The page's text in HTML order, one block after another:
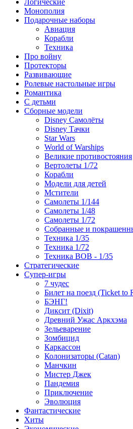
Логические
Монополия
Подарочные наборы
Авиация
Корабли
Техника
Про войну
Протекторы
Развивающие
Ролевые настольные игры
Романтика
С детьми
Сборные модели
Disney Самолёты
Disney Тачки
Star Wars
World of Warships
Великие противостояния
Вертолеты 1/72
Корабли
Модели для детей
Мстители
Самолеты 1/144
Самолеты 1/48
Самолеты 1/72
Собранные и
Техника 1/35
Техника 1/72
Техника ВОВ - 1/35
Стратегические
Супер-игры
7 чудес
Билет на поезд (Ticket to
БЭНГ!
Диксит (Dixit)
Древний Ужас Аркхэма
Зельеварение
Зомбицид
Каркассон
Колонизаторы (Catan)
Манчкин
Мистер Джек
Пандемия
Приключение
Эволюция
Фантастические
Хиты